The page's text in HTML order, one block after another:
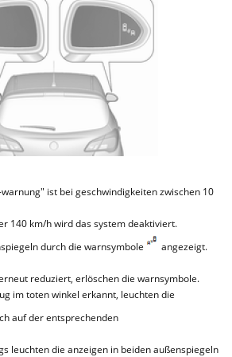
ist bei geschwindigkeiten zwischen 10
140 km/h wird das system deaktiviert.
durch die warnsymbole
angezeigt.
reduziert, erlöschen die warnsymbole.
im toten winkel erkannt, leuchten die
auf der entsprechenden
leuchten die anzeigen in beiden außenspiegeln